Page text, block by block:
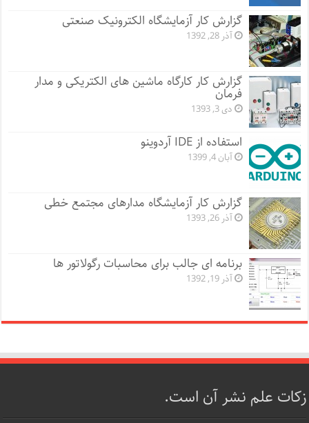
گزارش کار آزمایشگاه الکترونیک صنعتی
آذر 28, 1392
گزارش کار کارگاه ماشین های الکتریکی و مدار
فرمان
دی 3, 1393
استفاده از IDE آردوینو
آبان 4, 1399
گزارش کار آزمایشگاه مدارهای مجتمع خطی
آذر 26, 1393
برنامه ای جالب برای محاسبات رگولاتور ها
آذر 19, 1392
زکات علم نشر آن است.